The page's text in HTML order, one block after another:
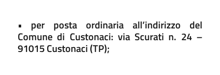
• per posta ordinaria all’indirizzo del
Comune di Custonaci: via Scurati n. 24 –
91015 Custonaci (TP);